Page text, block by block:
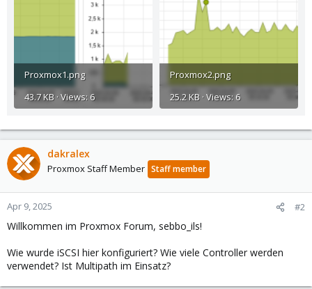
Proxmox1.png
43.7 KB · Views: 6
Proxmox2.png
25.2 KB · Views: 6
dakralex
Proxmox Staff Member Staff member
Apr 9, 2025 #2
Willkommen im Proxmox Forum, sebbo_ils!
Wie wurde iSCSI hier konfiguriert? Wie viele Controller werden
verwendet? Ist Multipath im Einsatz?